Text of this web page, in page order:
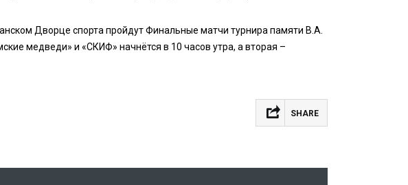
Дворце спорта пройдут Финальные матчи турнира памяти В.А.
медведи» и «СКИФ» начнётся в 10 часов утра, а вторая –
SHARE
VK